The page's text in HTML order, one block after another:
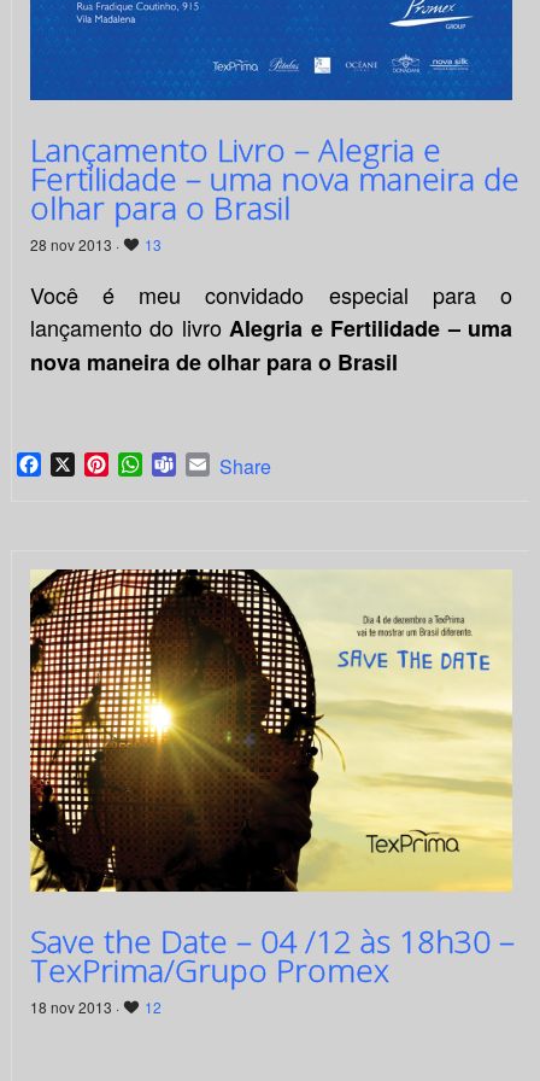
Lançamento Livro – Alegria e
Fertilidade – uma nova maneira de
olhar para o Brasil
28 nov 2013 · 13
Você é meu convidado especial para o
lançamento do livroAlegria e Fertilidade – uma
nova maneira de olhar para o Brasil
Facebook
X PinterestWhatsApp
TeamsEmail
Share
Save the Date – 04 /12 às 18h30 –
TexPrima/Grupo Promex
18 nov 2013 · 12